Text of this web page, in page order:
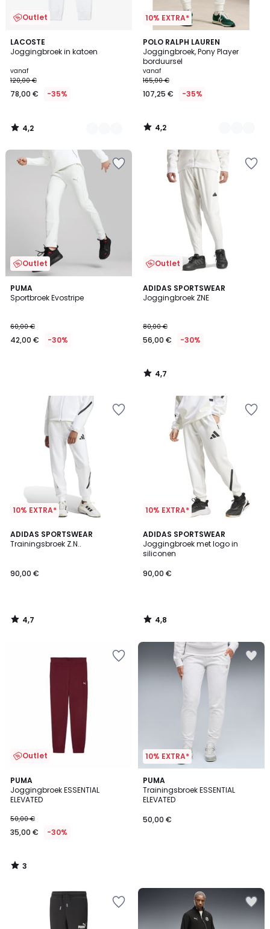
Outlet
LACOSTE
Joggingbroek in katoen
Prijs
vanaf
78,00
In
plaats
120,00
toegepast.
vanaf
120,00 €
78,00 € -35%
4,2
/ 5
3
Kleuren
4,2
/
10% EXTRA*
POLO RALPH LAUREN
Joggingbroek, Pony Player
borduursel
vanaf
165,00 €
107,25 € -35%
4,2
/ 5
3
Kleuren
4,2
/
Outlet
PUMA
Sportbroek Evostripe
60,00 €
42,00 € -30%
Outlet
ADIDAS SPORTSWEAR
Joggingbroek ZNE
80,00 €
56,00 € -30%
4,7
/ 5
4,7
/
10% EXTRA*
ADIDAS SPORTSWEAR
Trainingsbroek Z.N..
90,00 €
4,7
/ 5
4,7
/
10% EXTRA*
ADIDAS SPORTSWEAR
Joggingbroek met logo in
siliconen
90,00 €
4,8
/ 5
4,8
/
Outlet
PUMA
Joggingbroek ESSENTIAL
ELEVATED
50,00 €
35,00 € -30%
3
/
5
3
/
10% EXTRA*
PUMA
Trainingsbroek ESSENTIAL
ELEVATED
50,00 €